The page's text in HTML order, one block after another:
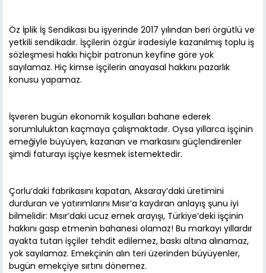
Öz İplik İş Sendikası bu işyerinde 2017 yılından beri örgütlü ve
yetkili sendikadır. İşçilerin özgür iradesiyle kazanılmış toplu iş
sözleşmesi hakkı hiçbir patronun keyfine göre yok
sayılamaz. Hiç kimse işçilerin anayasal hakkını pazarlık
konusu yapamaz.
İşveren bugün ekonomik koşulları bahane ederek
sorumluluktan kaçmaya çalışmaktadır. Oysa yıllarca işçinin
emeğiyle büyüyen, kazanan ve markasını güçlendirenler
şimdi faturayı işçiye kesmek istemektedir.
Çorlu’daki fabrikasını kapatan, Aksaray’daki üretimini
durduran ve yatırımlarını Mısır’a kaydıran anlayış şunu iyi
bilmelidir: Mısır’daki ucuz emek arayışı, Türkiye’deki işçinin
hakkını gasp etmenin bahanesi olamaz! Bu markayı yıllardır
ayakta tutan işçiler tehdit edilemez, baskı altına alınamaz,
yok sayılamaz. Emekçinin alın teri üzerinden büyüyenler,
bugün emekçiye sırtını dönemez.